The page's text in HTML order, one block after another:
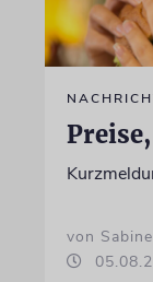
von